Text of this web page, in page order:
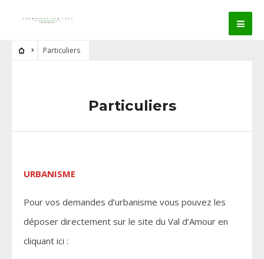
Particuliers
Particuliers
URBANISME
Pour vos demandes d’urbanisme vous pouvez les
déposer directement sur le site du Val d’Amour en
cliquant ici :